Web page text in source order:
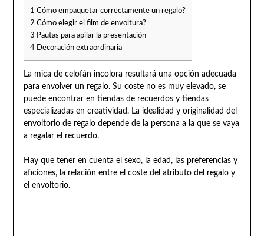
1 Cómo empaquetar correctamente un regalo?
2 Cómo elegir el film de envoltura?
3 Pautas para apilar la presentación
4Decoración extraordinaria
La mica de celofán incolora resultará una opción adecuada
para envolver un regalo. Su coste no es muy elevado, se
puede encontrar en tiendas de recuerdos y tiendas
especializadas en creatividad. La idealidad y originalidad del
envoltorio de regalo depende de la persona a la que se vaya
a regalar el recuerdo.
Hay que tener en cuenta el sexo, la edad, las preferencias y
aficiones, la relación entre el coste del atributo del regalo y
el envoltorio.